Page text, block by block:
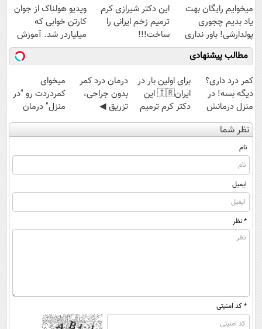
میخوایم رایگان بهت
یاد بدیم چجوری
پولدارشی! باور نداری
امتحانش مجانیه
این دکتر شیرازی کرم
ترمیم زخم ایرانی را
ساخت!!!
ویدیو هولناک از جوان
کارتن خوابی که
میلیاردر شد. آموزش
رایگان
مطالب پیشنهادی
کمر درد داری؟
دیگه بسه! در
منزل درمانش
کن
(◀پرسش‌نامه)
برای اولین بار در
ایران🇮🇷 این
دکتر کرم ترمیم
کننده 23 روزه
ساخت!
درمان درد کمر
بدون جراحی،
تزریق ◀
پرسش‌نامه رو پر
کن ▶
میخوای
کمردردت رو "در
منزل" درمان
کنی؟ (◂فیلم +
◂پرسش‌نامه)
نظر شما
نام
ایمیل
* نظر
* کد امنیتی